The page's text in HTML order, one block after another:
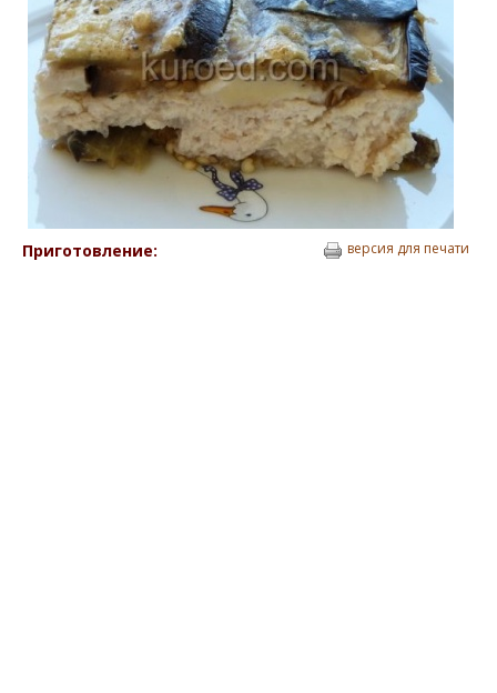
Приготовление: версия для печати